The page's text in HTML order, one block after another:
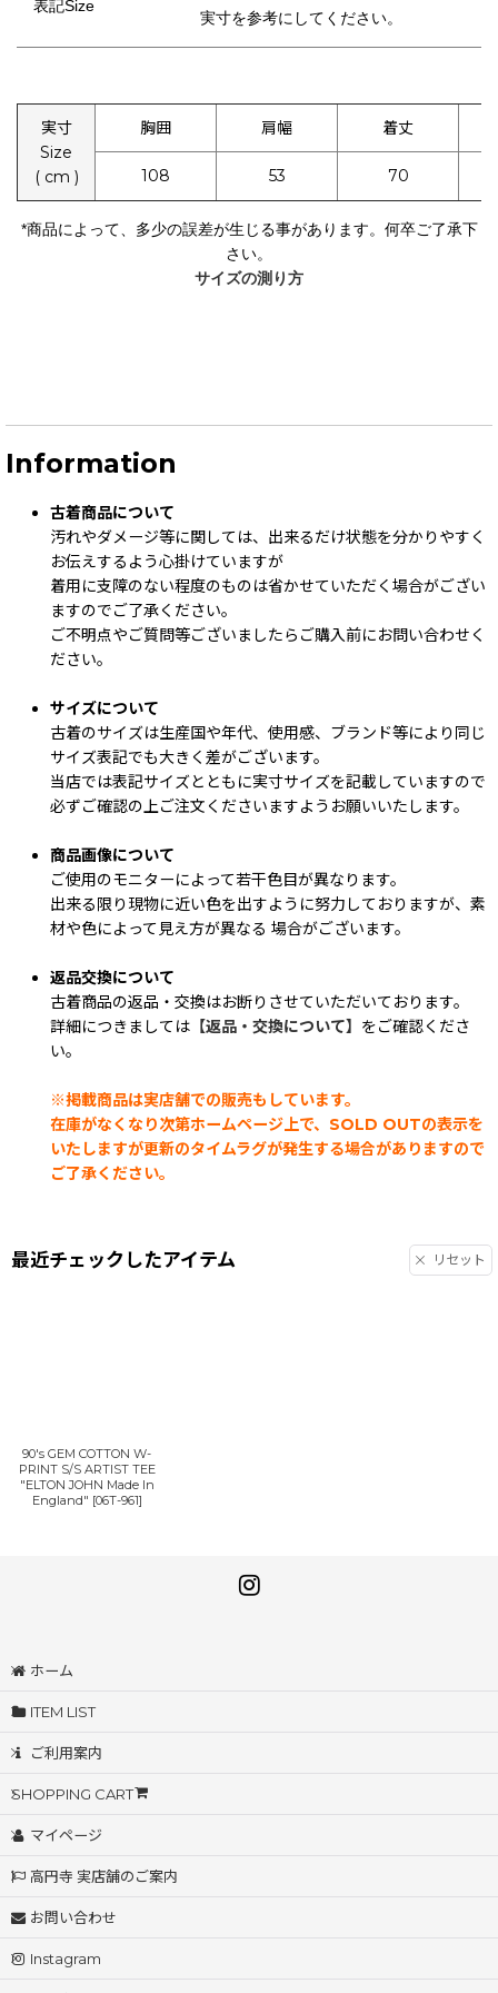
表記Size
実寸を参考にしてください。
実寸
Size
( cm )
胸囲 肩幅 着丈
108 53 70
*商品によって、多少の誤差が生じる事があります。何卒ご了承下
さい。
サイズの測り方
Information
古着商品について
汚れやダメージ等に関しては、出来るだけ状態を分かりやすく
お伝えするよう心掛けていますが
着用に支障のない程度のものは省かせていただく場合がござい
ますのでご了承ください。
ご不明点やご質問等ございましたらご購入前にお問い合わせく
ださい。
サイズについて
古着のサイズは生産国や年代、使用感、ブランド等により同じ
サイズ表記でも大きく差がございます。
当店では表記サイズとともに実寸サイズを記載していますので
必ずご確認の上ご注文くださいますようお願いいたします。
商品画像について
ご使用のモニターによって若干色目が異なります。
出来る限り現物に近い色を出すように努力しておりますが、素
材や色によって見え方が異なる 場合がございます。
返品交換について
古着商品の返品・交換はお断りさせていただいております。
詳細につきましては 【返品・交換について】 をご確認くださ
い。
※掲載商品は実店舗での販売もしています。
在庫がなくなり次第ホームページ上で、SOLD OUTの表示を
いたしますが更新のタイムラグが発生する場合がありますので
ご了承ください。
最近チェックしたアイテム リセット
90's GEM COTTON W-
PRINT S/S ARTIST TEE
"ELTON JOHN Made In
England" [06T-961]
ホーム
ITEM LIST
ご利用案内
SHOPPING CART
マイページ
高円寺 実店舗のご案内
お問い合わせ
Instagram